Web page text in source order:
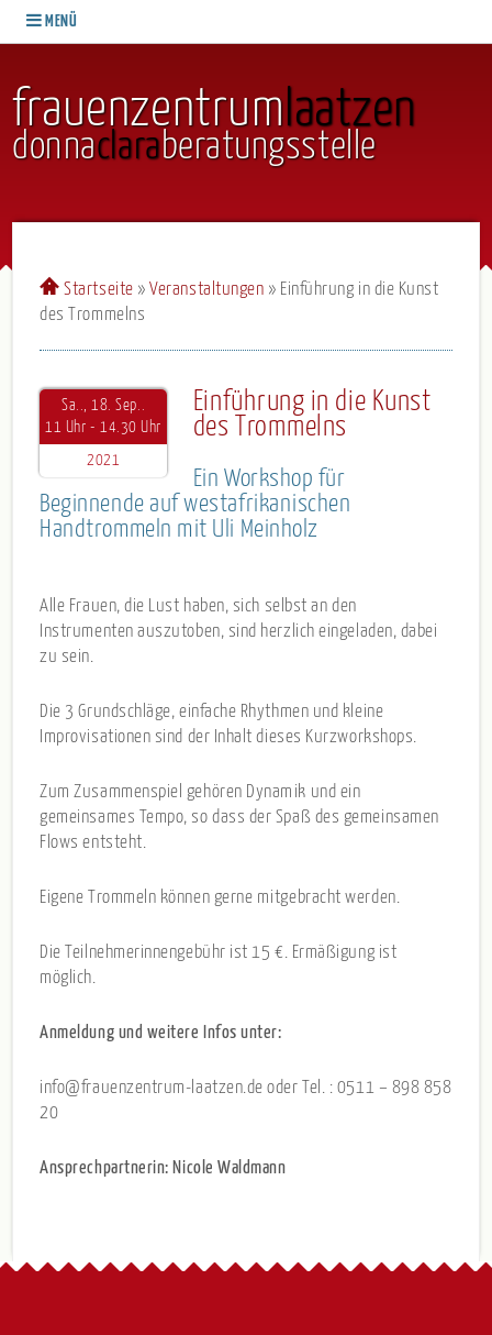
MENÜ
frauenzentrum laatzen
donnaclaraberatungsstelle
Startseite »Veranstaltungen » Einführung in die Kunst
des Trommelns
Sa.., 18. Sep..
11 Uhr - 14.30 Uhr
2021
Einführung in die Kunst
des Trommelns
Ein Workshop für
Beginnende auf westafrikanischen
Handtrommeln mit Uli Meinholz
Alle Frauen, die Lust haben, sich selbst an den
Instrumenten auszutoben, sind herzlich eingeladen, dabei
zu sein.
Die 3 Grundschläge, einfache Rhythmen und kleine
Improvisationen sind der Inhalt dieses Kurzworkshops.
Zum Zusammenspiel gehören Dynamik und ein
gemeinsames Tempo, so dass der Spaß des gemeinsamen
Flows entsteht.
Eigene Trommeln können gerne mitgebracht werden.
Die Teilnehmerinnengebühr ist 15 €. Ermäßigung ist
möglich.
Anmeldung und weitere Infos unter:
info@frauenzentrum-laatzen.de oder Tel. : 0511 – 898 858
20
Ansprechpartnerin: Nicole Waldmann